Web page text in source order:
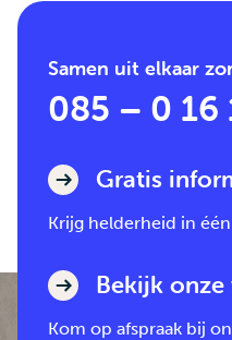
Samen uit elkaar
085 – 0 16
Gratis
Krijg helderheid in
Bekijk
Kom op afspraak bij